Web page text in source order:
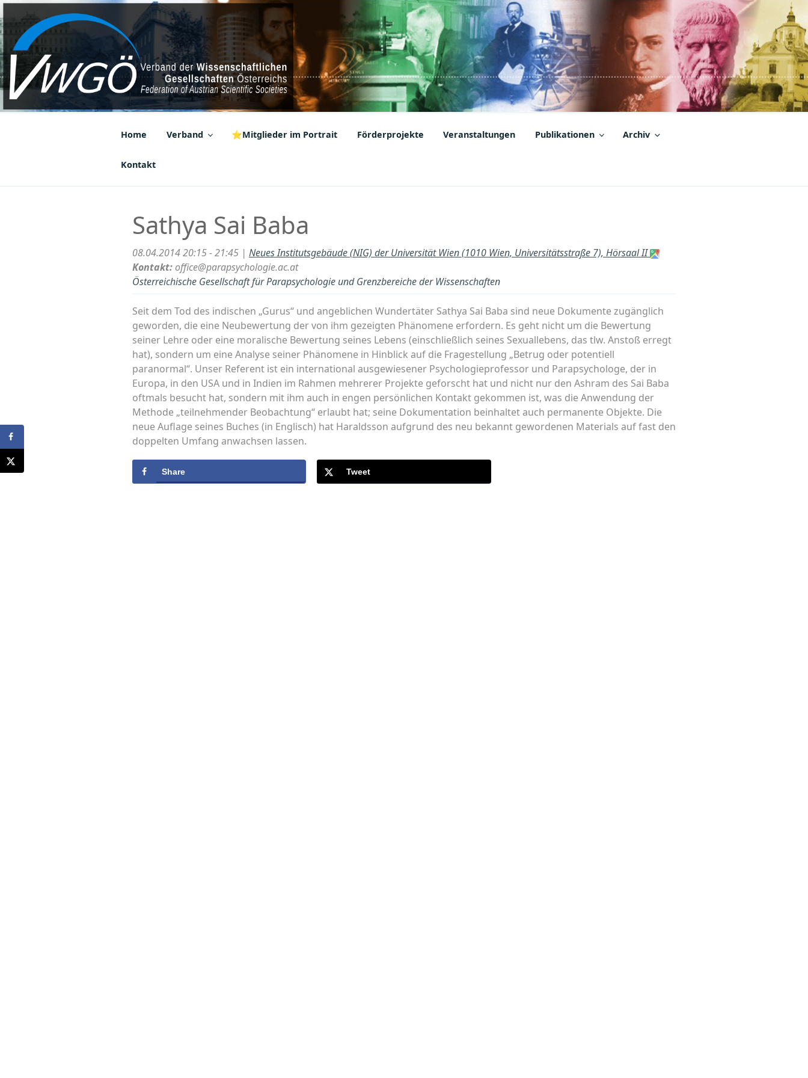
Zum
Inhalt
springen
VWGÖ
Federation of Austrian Scientific Societies
Home Verband ⭐Mitglieder im Portrait Förderprojekte Veranstaltungen Publikationen Archiv
Kontakt
Sathya Sai Baba
08.04.2014 20:15 - 21:45 | Neues Institutsgebäude (NIG) der Universität Wien (1010 Wien, Universitätsstraße 7), Hörsaal II
Kontakt:office@parapsychologie.ac.at
Österreichische Gesellschaft für Parapsychologie und Grenzbereiche der Wissenschaften
Seit dem Tod des indischen „Gurus“ und angeblichen Wundertäter Sathya Sai Baba sind neue Dokumente zugänglich
geworden, die eine Neubewertung der von ihm gezeigten Phänomene erfordern. Es geht nicht um die Bewertung
seiner Lehre oder eine moralische Bewertung seines Lebens (einschließlich seines Sexuallebens, das tlw. Anstoß erregt
hat), sondern um eine Analyse seiner Phänomene in Hinblick auf die Fragestellung „Betrug oder potentiell
paranormal“. Unser Referent ist ein international ausgewiesener Psychologieprofessor und Parapsychologe, der in
Europa, in den USA und in Indien im Rahmen mehrerer Projekte geforscht hat und nicht nur den Ashram des Sai Baba
oftmals besucht hat, sondern mit ihm auch in engen persönlichen Kontakt gekommen ist, was die Anwendung der
Methode „teilnehmender Beobachtung“ erlaubt hat; seine Dokumentation beinhaltet auch permanente Objekte. Die
neue Auflage seines Buches (in Englisch) hat Haraldsson aufgrund des neu bekannt gewordenen Materials auf fast den
doppelten Umfang anwachsen lassen.
Share Tweet